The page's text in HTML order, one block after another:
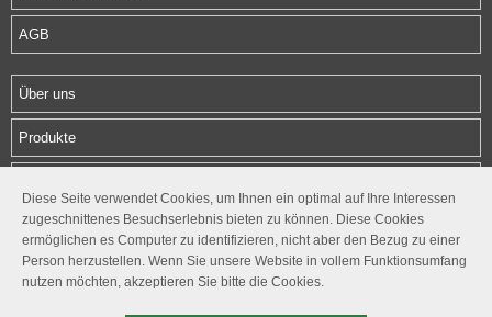
Diese Seite verwendet Cookies, um Ihnen ein optimal auf Ihre Interessen
zugeschnittenes Besuchserlebnis bieten zu können. Diese Cookies
ermöglichen es Computer zu identifizieren, nicht aber den Bezug zu einer
Person herzustellen. Wenn Sie unsere Website in vollem Funktionsumfang
nutzen möchten, akzeptieren Sie bitte die Cookies.
AGB
Über uns
Produkte
Kontakt
Follow us